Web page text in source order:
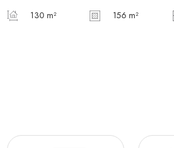
130 m² 156 m²